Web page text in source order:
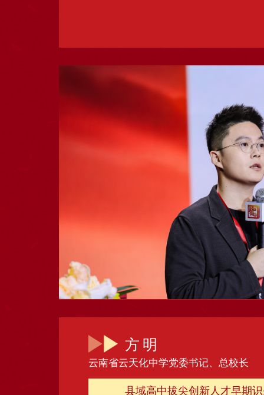
方明
云南省云天化中学党委书记、总校长
县域高中拔尖创新人才早期